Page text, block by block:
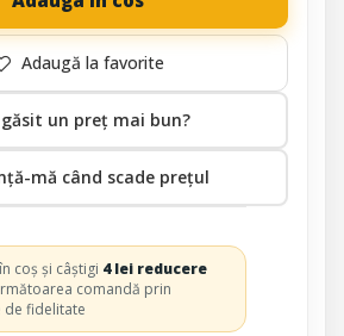
un preț mai bun?
mă când scade prețul
coș și câștigi 4 lei reducere
comandă prin
de fidelitate